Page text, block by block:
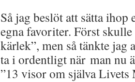
Så jag beslöt att sätta
egna favoriter. Först
kärlek”, men så tänkte jag
ta i ordentligt när man nu
”13 visor om själva Livets